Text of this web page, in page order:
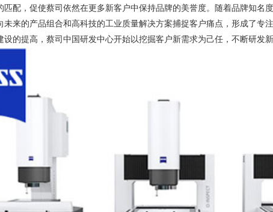
配，促使蔡司依然在更多新客户中保持品牌的美誉度。随着品牌知名
来的产品组合和高科技的工业质量解决方案捕捉客户痛点，形成了专
的提高，蔡司中国研发中心开始以挖掘客户新需求为己任，不断研发新